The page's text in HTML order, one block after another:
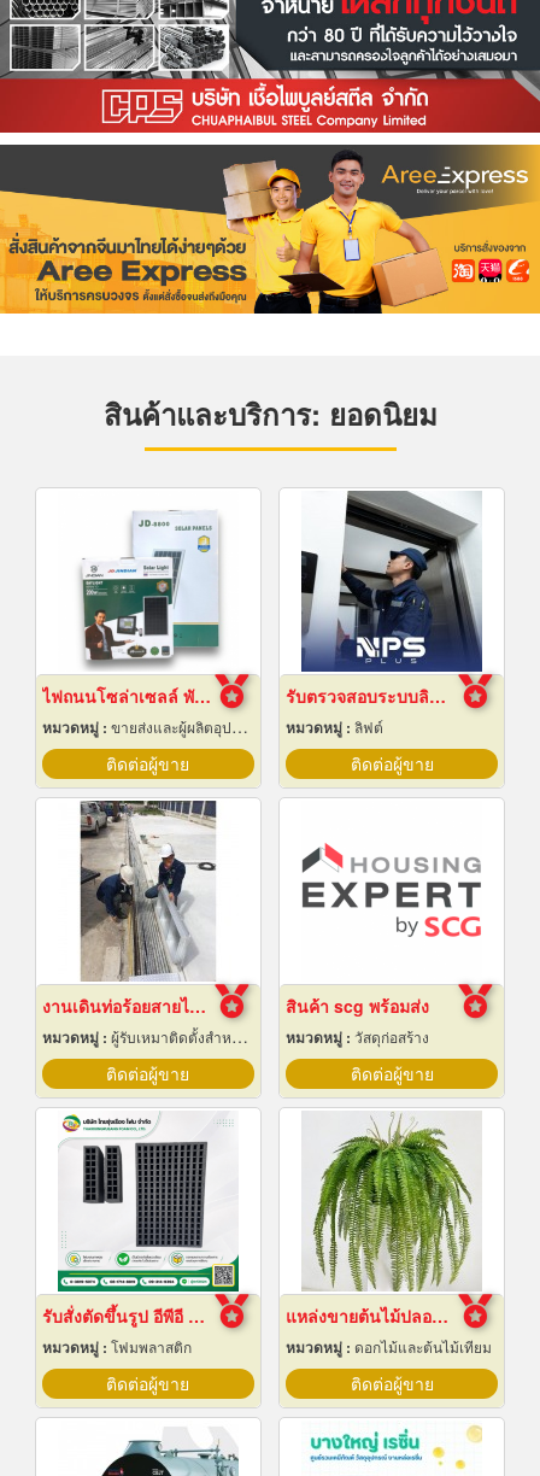
สินค้าและบริการ: ยอดนิยม
ไฟถนนโซล่าเซลล์ พัทยา ชลบุรี
หมวดหมู่ : ขายส่งและผู้ผลิตอุปกรณ์เครื่องใช้ไฟฟ้า
ติดต่อผู้ขาย
รับตรวจสอบระบบลิฟต์ ซ่อมบำรุงรักษา Maintenance
หมวดหมู่ : ลิฟต์
ติดต่อผู้ขาย
งานเดินท่อร้อยสายไฟฟ้า ระยอง
หมวดหมู่ : ผู้รับเหมาติดตั้งสำหรับบ้านและโรงงานไฟฟ้า
ติดต่อผู้ขาย
สินค้า scg พร้อมส่ง
หมวดหมู่ : วัสดุก่อสร้าง
ติดต่อผู้ขาย
รับสั่งตัดขึ้นรูป อีพีอี โฟม ไดคัท
หมวดหมู่ : โฟมพลาสติก
ติดต่อผู้ขาย
แหล่งขายต้นไม้ปลอมราคาถูก
หมวดหมู่ : ดอกไม้และต้นไม้เทียม
ติดต่อผู้ขาย